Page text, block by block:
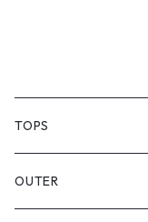
TOPS
PULL OVER
OUTER